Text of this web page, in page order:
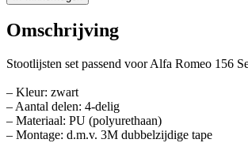
Omschrijving
Stootlijsten set passend voor Alfa Romeo 156
– Kleur: zwart
– Aantal delen: 4-delig
– Materiaal: PU (polyurethaan)
– Montage: d.m.v. 3M dubbelzijdige tape